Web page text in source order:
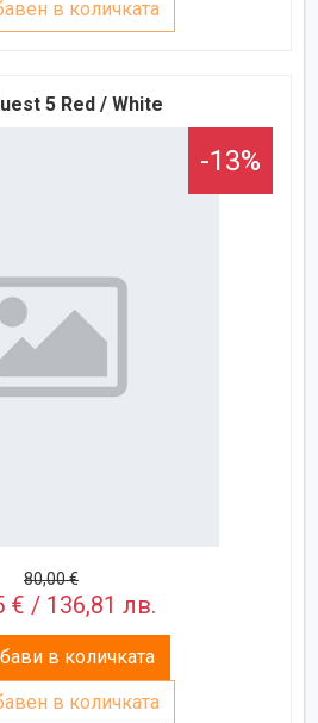
в количката
5 Red / White
-13%
80,00 €
€ / 136,81 лв.
в количката
в количката